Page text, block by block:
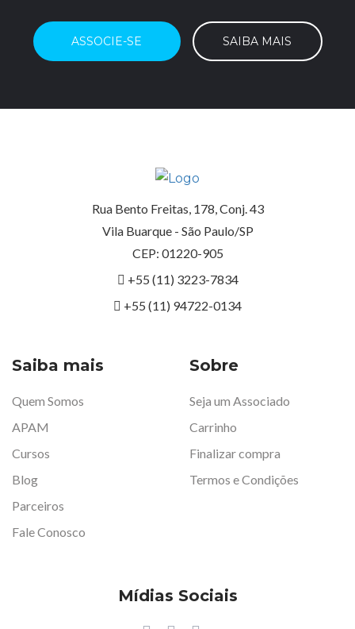
ASSOCIE-SE SAIBA MAIS
Rua Bento Freitas, 178, Conj. 43
Vila Buarque - São Paulo/SP
CEP: 01220-905
+55 (11) 3223-7834
+55 (11) 94722-0134
Saiba mais
Quem Somos
APAM
Cursos
Blog
Parceiros
Fale Conosco
Sobre
Seja um Associado
Carrinho
Finalizar compra
Termos e Condições
Mídias Sociais